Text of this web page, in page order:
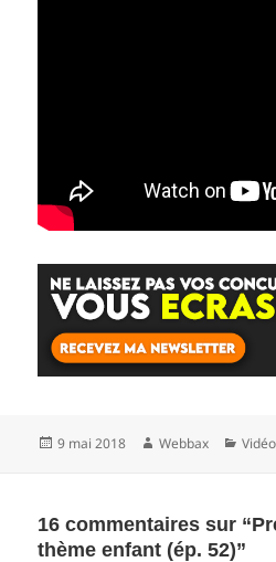
Publié
9 mai 2018 Auteur
Webbax
16 commentaires sur
thème enfant (ép. 52)”